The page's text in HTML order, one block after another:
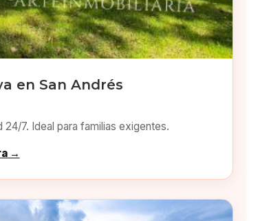
en San Andrés
7. Ideal para familias exigentes.
→